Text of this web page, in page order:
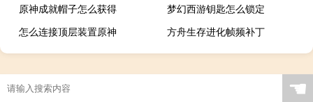
原神成就帽子怎么获得
梦幻西游钥匙怎么锁定
怎么连接顶层装置原神
方舟生存进化帧频补丁
☚